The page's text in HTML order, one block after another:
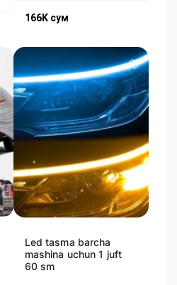
166K сум
Led tasma barcha
mashina uchun 1 juft
60 sm